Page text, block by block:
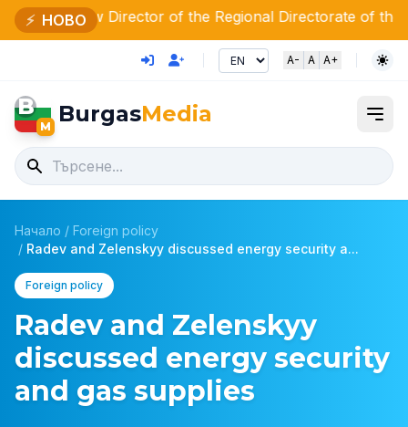
⚡ НОВО
Director of the Regional Directorate of the Ministry of
A- A A+
B
M BurgasMedia
Начало / Foreign policy
/ Radev and Zelenskyy discussed energy security a...
Foreign policy
Radev and Zelenskyy
discussed energy security
and gas supplies